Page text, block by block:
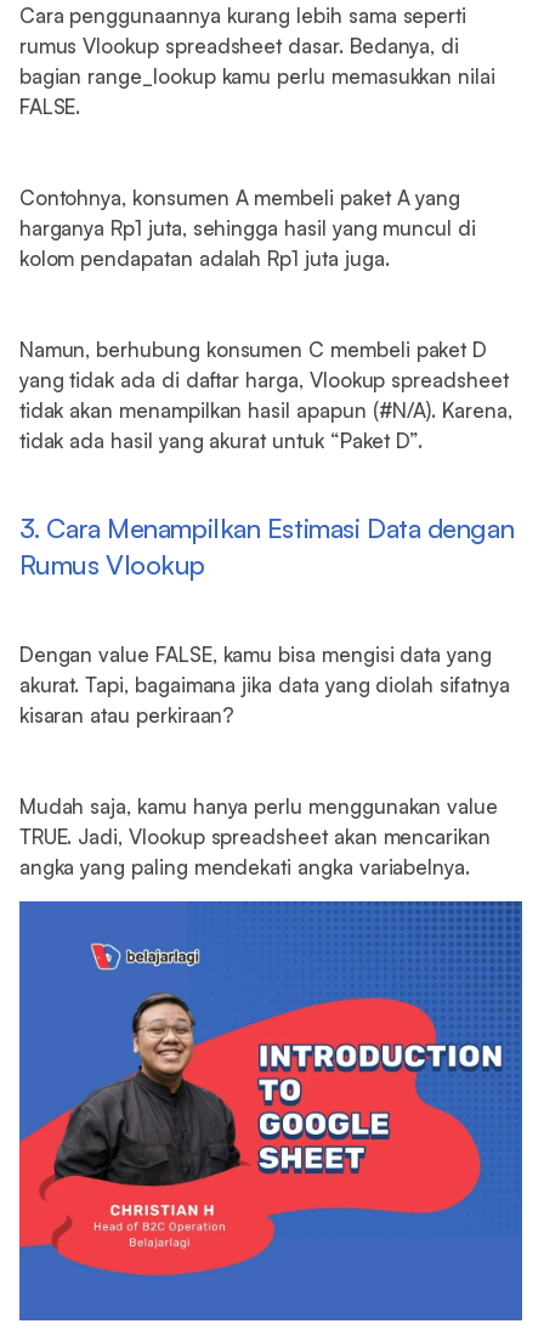
Cara penggunaannya kurang lebih sama seperti
rumus Vlookup spreadsheet dasar. Bedanya, di
bagian range_lookup kamu perlu memasukkan nilai
FALSE.
Contohnya, konsumen A membeli paket A yang
harganya Rp1 juta, sehingga hasil yang muncul di
kolom pendapatan adalah Rp1 juta juga.
Namun, berhubung konsumen C membeli paket D
yang tidak ada di daftar harga, Vlookup spreadsheet
tidak akan menampilkan hasil apapun (#N/A). Karena,
tidak ada hasil yang akurat untuk “Paket D”.
3. Cara Menampilkan Estimasi Data dengan
Rumus Vlookup
Dengan value FALSE, kamu bisa mengisi data yang
akurat. Tapi, bagaimana jika data yang diolah sifatnya
kisaran atau perkiraan?
Mudah saja, kamu hanya perlu menggunakan value
TRUE. Jadi, Vlookup spreadsheet akan mencarikan
angka yang paling mendekati angka variabelnya.